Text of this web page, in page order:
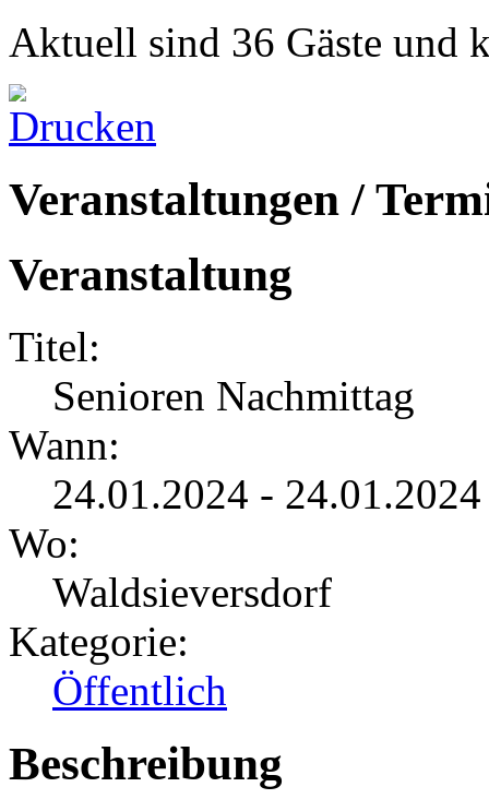
Aktuell sind 36 Gäste und
Veranstaltungen /
Veranstaltung
Titel:
Senioren Nachmittag
Wann:
24.01.2024 -
Wo:
Waldsieversdorf
Kategorie:
Öffentlich
Beschreibung